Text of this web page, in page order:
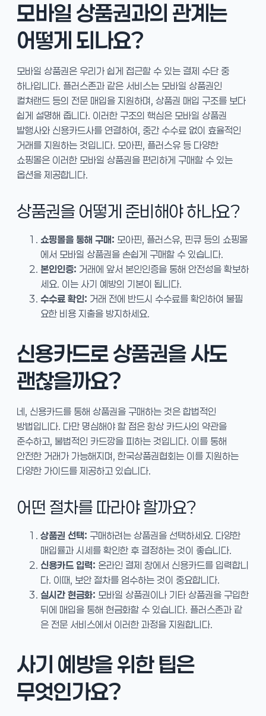
모바일 상품권과의 관계는
어떻게 되나요?
모바일 상품권은 우리가 쉽게 접근할 수 있는 결제 수단 중
하나입니다. 플러스존과 같은 서비스는 모바일 상품권인
컬쳐랜드 등의 전문 매입을 지원하며, 상품권 매입 구조를 보다
쉽게 설명해 줍니다. 이러한 구조의 핵심은 모바일 상품권
발행사와 신용카드사를 연결하여, 중간 수수료 없이 효율적인
거래를 지원하는 것입니다. 모아핀, 플러스유 등 다양한
쇼핑몰은 이러한 모바일 상품권을 편리하게 구매할 수 있는
옵션을 제공합니다.
상품권을 어떻게 준비해야 하나요?
쇼핑몰을 통해 구매: 모아핀, 플러스유, 핀큐 등의 쇼핑몰
에서 모바일 상품권을 손쉽게 구매할 수 있습니다.
본인인증: 거래에 앞서 본인인증을 통해 안전성을 확보하
세요. 이는 사기 예방의 기본이 됩니다.
수수료 확인: 거래 전에 반드시 수수료를 확인하여 불필
요한 비용 지출을 방지하세요.
신용카드로 상품권을 사도
괜찮을까요?
네, 신용카드를 통해 상품권을 구매하는 것은 합법적인
방법입니다. 다만 명심해야 할 점은 항상 카드사의 약관을
준수하고, 불법적인 카드깡을 피하는 것입니다. 이를 통해
안전한 거래가 가능해지며, 한국상품권협회는 이를 지원하는
다양한 가이드를 제공하고 있습니다.
어떤 절차를 따라야 할까요?
상품권 선택: 구매하려는 상품권을 선택하세요. 다양한
매입률과 시세를 확인한 후 결정하는 것이 좋습니다.
신용카드 입력: 온라인 결제 창에서 신용카드를 입력합니
다. 이때, 보안 절차를 엄수하는 것이 중요합니다.
실시간 현금화: 모바일 상품권이나 기타 상품권을 구입한
뒤에 매입을 통해 현금화할 수 있습니다. 플러스존과 같
은 전문 서비스에서 이러한 과정을 지원합니다.
사기 예방을 위한 팁은
무엇인가요?